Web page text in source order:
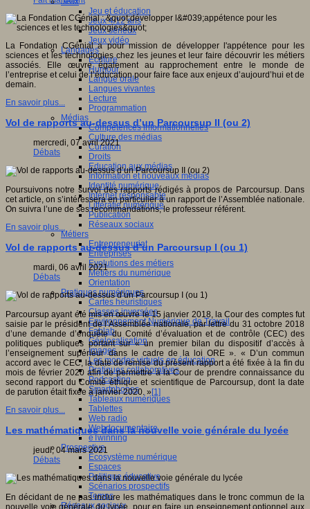
Jeu et éducation
Jeux 4/12 ans
Jeux sérieux
Jeux vidéo
Langages
Ecriture
Humour
Langue orale
Langues vivantes
Lecture
Programmation
Médias
Compétences informationnelles
Culture des médias
Curation
Droits
Education aux médias
Information et nouveaux médias
Identité numérique
Internet responsable
Littératie numérique
Publication
Réseaux sociaux
Métiers
Entrepreneuriat
Entreprises
Evolutions des métiers
Métiers du numérique
Orientation
Pratiques numériques
Cartes heuristiques
Classes inversées
Environnement Numérique de Travail
Fablab
Géolocalisation
Images
Les mondes virtuels en éducation
Pratiques collaboratives
Podcasting
Smartphones
Tableaux numériques
Tablettes
Web radio
Webdocumentaire
eTwinning
Prospective
Ecosystème numérique
Espaces
Politique éducative
Scénarios prospectifs
Temps
Réseaux sociaux
La Fondation CGénial a pour mission de développer l'appétence pour les
sciences et les technologies chez les jeunes et leur faire découvrir les métiers
associés. Elle œuvre également au rapprochement entre le monde de
l’entreprise et celui de l’éducation pour faire face aux enjeux d’aujourd’hui et de
demain.
En savoir plus...
Vol de rapports au-dessus d’un Parcoursup II (ou 2)
mercredi, 07 avril 2021
Débats
Poursuivons notre survol des rapports rédigés à propos de Parcoursup. Dans
cet article, on s’intéressera en particulier à un rapport de l’Assemblée nationale.
On suivra l’une de ses recommandations, le professeur référent.
En savoir plus...
Vol de rapports au-dessus d’un Parcoursup I (ou 1)
mardi, 06 avril 2021
Débats
Parcoursup ayant été mis en œuvre le 15 janvier 2018, la Cour des comptes fut
saisie par le président de l’Assemblée nationale, par lettre du 31 octobre 2018
d’une demande d’enquête du Comité d’évaluation et de contrôle (CEC) des
politiques publiques portant sur « un premier bilan du dispositif d’accès à
l’enseignement supérieur dans le cadre de la loi ORE ». « D’un commun
accord avec le CEC, la date de remise du présent rapport a été fixée à la fin du
mois de février 2020 afin de permettre à la Cour de prendre connaissance du
second rapport du Comité éthique et scientifique de Parcoursup, dont la date
de parution était fixée à janvier 2020. » [1]
En savoir plus...
Les mathématiques dans la nouvelle voie générale du lycée
jeudi, 04 mars 2021
Débats
En décidant de ne pas inclure les mathématiques dans le tronc commun de la